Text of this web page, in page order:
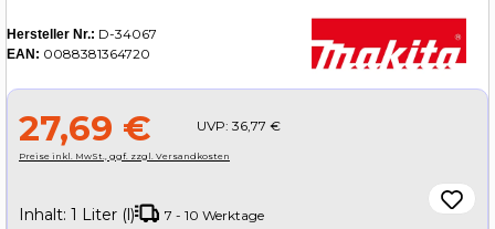
Hersteller Nr.: D-34067
EAN: 0088381364720
27,69 € UVP: 36,77 €
Preise inkl. MwSt., ggf. zzgl. Versandkosten
Inhalt: 1 Liter (l) 7 - 10 Werktage